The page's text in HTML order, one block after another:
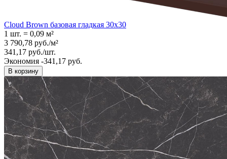
Cloud Brown базовая гладкая 30x30
1 шт. = 0,09 м²
3 790,78 руб./м²
341,17 руб./шт.
Экономия -341,17 руб.
В корзину